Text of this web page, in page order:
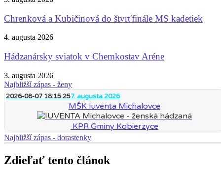
Chrenková a Kubičinová do štvrťfinále MS kadetiek
4. augusta 2026
Hádzanársky sviatok v Chemkostav Aréne
3. augusta 2026
Najbližší zápas - ženy
2026-08-07 18:15:257. augusta 2026
MŠK Iuventa Michalovce
KPR Gminy Kobierzyce
Najbližší zápas - dorastenky
Zdieľať tento článok